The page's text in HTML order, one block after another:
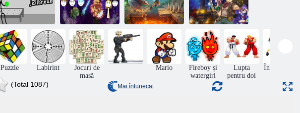
RPG de buzunar Knight Dragoste
Dino Squad
Adventure 3
Iepure Samurai
2
Stick primul
jailbreak
Hunter și Diablo Sintagmă
Vânători de
comori Arcuz
Puzzle Labirint
Jocuri de
masă
Mario
Fireboy și
watergirl
Lupta
pentru doi
Îndemânare
(Total 1087) Mai întunecat